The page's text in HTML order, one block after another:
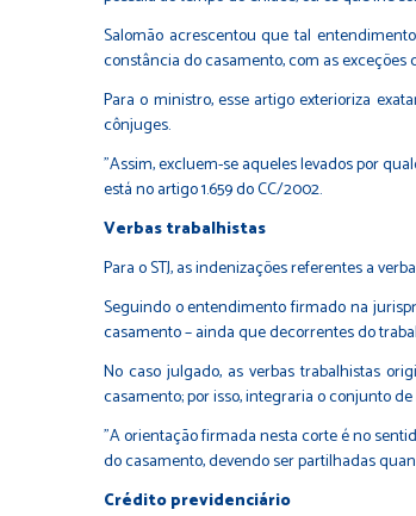
Salomão acrescentou que tal
constância do casamento, com as exceções
Para o ministro, esse artigo exterioriza
cônjuges.
"Assim, excluem-se aqueles levados por
está no artigo 1.659 do CC/2002.
Verbas trabalhistas
Para o STJ, as indenizações referentes a
Seguindo o entendimento firmado na
casamento – ainda que decorrentes do
No caso julgado, as verbas trabalhistas
casamento; por isso, integraria o conjunto
"A orientação firmada nesta corte é no
do casamento, devendo ser partilhadas
Crédito previdenciário